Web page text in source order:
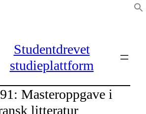
Studentdrevet
studieplattform
Masteroppgave i
litteratur